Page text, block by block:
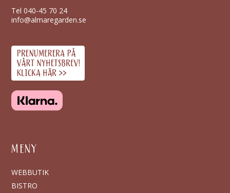
Tel040-45 70 24
info@almaregarden.se
MENY
WEBBUTIK
BISTRO